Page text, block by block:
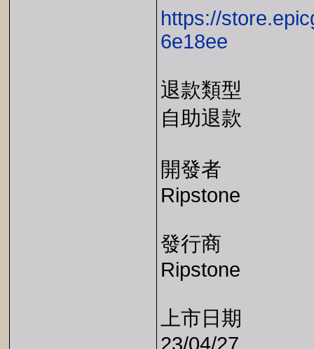
https://
6e18ee
退款類型
自助退款
開發者
Ripstone
發行商
Ripstone
上市日期
23/04/27